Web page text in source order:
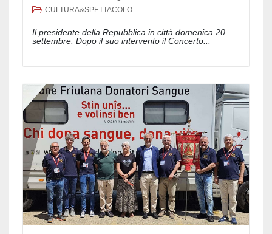
CULTURA&SPETTACOLO
Il presidente della Repubblica in città domenica 20
settembre. Dopo il suo intervento il Concerto...